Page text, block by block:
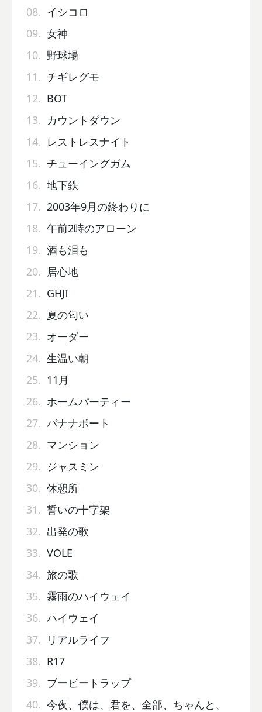
08. イシコロ
09. 女神
10. 野球場
11. チギレグモ
12. BOT
13. カウントダウン
14. レストレスナイト
15. チューイングガム
16. 地下鉄
17. 2003年9月の終わりに
18. 午前2時のアローン
19. 酒も泪も
20. 居心地
21. GHJI
22. 夏の匂い
23. オーダー
24. 生温い朝
25. 11月
26. ホームパーティー
27. バナナボート
28. マンション
29. ジャスミン
30. 休憩所
31. 誓いの十字架
32. 出発の歌
33. VOLE
34. 旅の歌
35. 霧雨のハイウェイ
36. ハイウェイ
37. リアルライフ
38. R17
39. ブービートラップ
40. 今夜、僕は、君を、全部、ちゃんと、